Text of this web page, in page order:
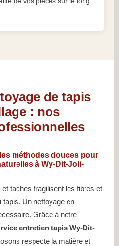
de tapis
: nos
méthodes douces pour
à Wy-Dit-Joli-
taches fragilisent les fibres et
tapis. Un nettoyage en
Grâce à notre
entretien tapis Wy-Dit-
respecte la matière et